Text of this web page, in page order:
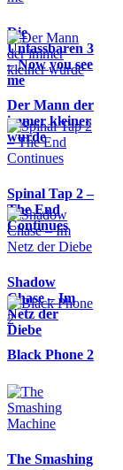
Die
Unfassbaren 3
– Now you see
me
Der Mann der
immer kleiner
wurde
Spinal Tap 2 –
The End
Continues
Shadow
Chase – Im
Netz der
Diebe
Black Phone 2
The Smashing